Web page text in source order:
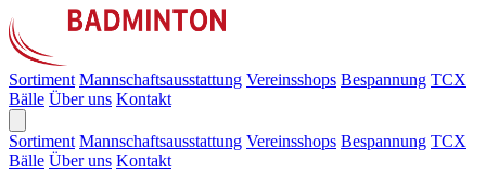
Sortiment Mannschaftsausstattung Vereinsshops Bespannung TCX
Bälle Über uns Kontakt
Sortiment Mannschaftsausstattung Vereinsshops Bespannung TCX
Bälle Über uns Kontakt